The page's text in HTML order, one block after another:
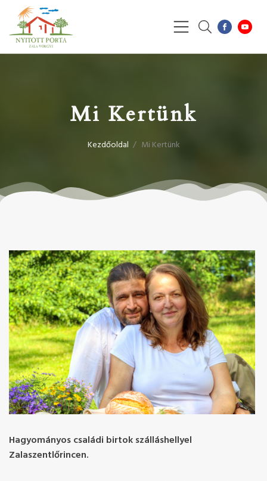
Mi Kertünk
Kezdőoldal / Mi Kertünk
Hagyományos családi birtok szálláshellyel
Zalaszentlőrincen.